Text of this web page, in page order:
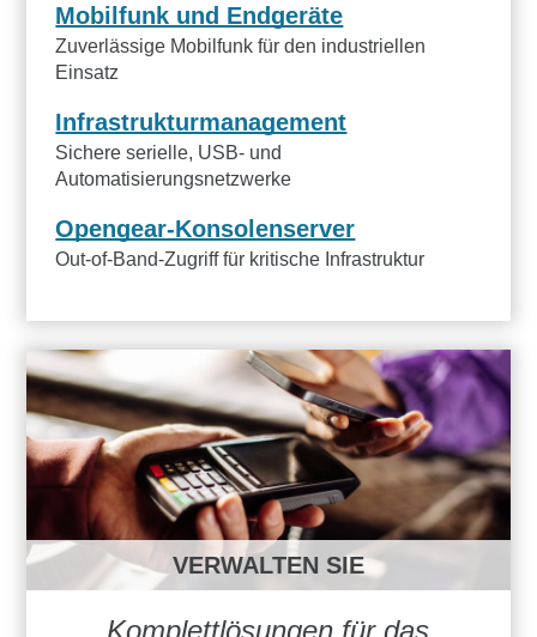
Mobilfunk und Endgeräte
Zuverlässige Mobilfunk für den industriellen
Einsatz
Infrastrukturmanagement
Sichere serielle, USB- und
Automatisierungsnetzwerke
Opengear-Konsolenserver
Out-of-Band-Zugriff für kritische Infrastruktur
VERWALTEN SIE
Komplettlösungen für das